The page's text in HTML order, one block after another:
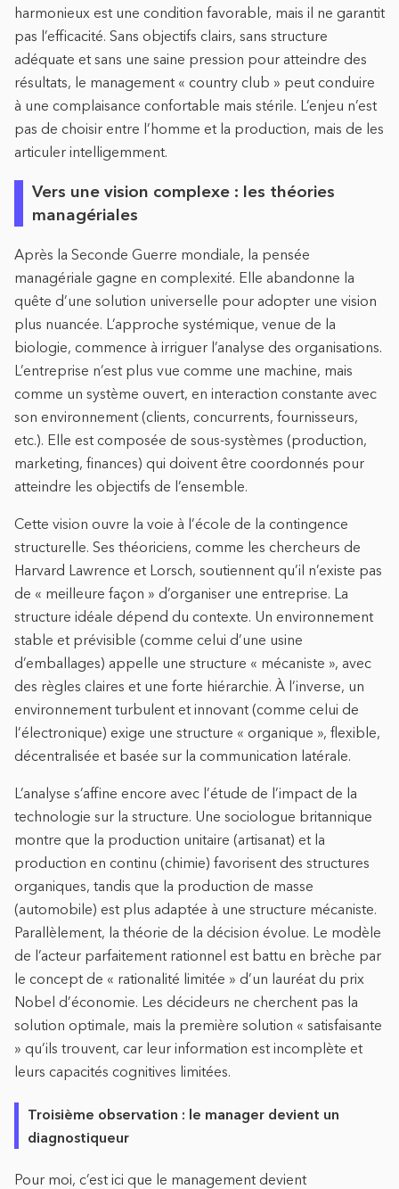
harmonieux est une condition favorable, mais il ne garantit
pas l’efficacité. Sans objectifs clairs, sans structure
adéquate et sans une saine pression pour atteindre des
résultats, le management « country club » peut conduire
à une complaisance confortable mais stérile. L’enjeu n’est
pas de choisir entre l’homme et la production, mais de les
articuler intelligemment.
Vers une vision complexe : les théories
managériales
Après la Seconde Guerre mondiale, la pensée
managériale gagne en complexité. Elle abandonne la
quête d’une solution universelle pour adopter une vision
plus nuancée. L’approche systémique, venue de la
biologie, commence à irriguer l’analyse des organisations.
L’entreprise n’est plus vue comme une machine, mais
comme un système ouvert, en interaction constante avec
son environnement (clients, concurrents, fournisseurs,
etc.). Elle est composée de sous-systèmes (production,
marketing, finances) qui doivent être coordonnés pour
atteindre les objectifs de l’ensemble.
Cette vision ouvre la voie à l’école de la contingence
structurelle. Ses théoriciens, comme les chercheurs de
Harvard Lawrence et Lorsch, soutiennent qu’il n’existe pas
de « meilleure façon » d’organiser une entreprise. La
structure idéale dépend du contexte. Un environnement
stable et prévisible (comme celui d’une usine
d’emballages) appelle une structure « mécaniste », avec
des règles claires et une forte hiérarchie. À l’inverse, un
environnement turbulent et innovant (comme celui de
l’électronique) exige une structure « organique », flexible,
décentralisée et basée sur la communication latérale.
L’analyse s’affine encore avec l’étude de l’impact de la
technologie sur la structure. Une sociologue britannique
montre que la production unitaire (artisanat) et la
production en continu (chimie) favorisent des structures
organiques, tandis que la production de masse
(automobile) est plus adaptée à une structure mécaniste.
Parallèlement, la théorie de la décision évolue. Le modèle
de l’acteur parfaitement rationnel est battu en brèche par
le concept de « rationalité limitée » d’un lauréat du prix
Nobel d’économie. Les décideurs ne cherchent pas la
solution optimale, mais la première solution « satisfaisante
» qu’ils trouvent, car leur information est incomplète et
leurs capacités cognitives limitées.
Troisième observation : le manager devient un
diagnostiqueur
Pour moi, c’est ici que le management devient